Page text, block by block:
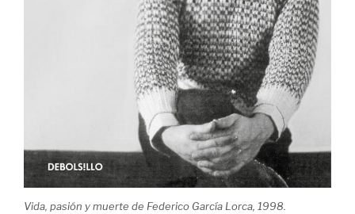
Vida, pasión y muerte de Federico García Lorca, 1998.